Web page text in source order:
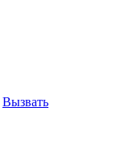
Вызвать